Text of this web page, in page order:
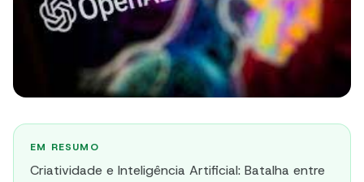
EM RESUMO
Criatividade e Inteligência Artificial: Batalha entre